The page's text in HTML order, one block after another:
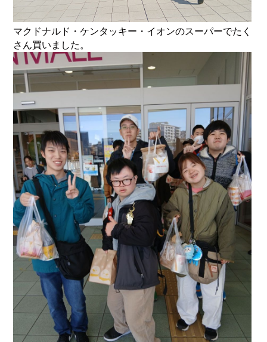
マクドナルド・ケンタッキー・イオンのスーパーでたく
さん買いました。